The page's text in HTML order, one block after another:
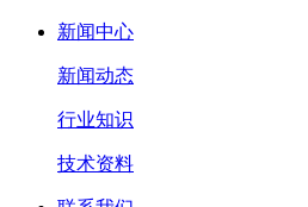
新闻中心
新闻动态
行业知识
技术资料